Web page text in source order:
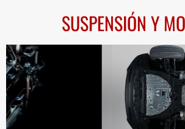
SUSPENSIÓN Y